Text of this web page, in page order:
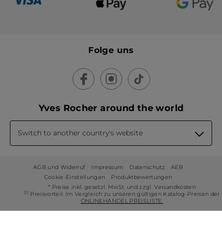
Folge uns
Yves Rocher around the world
Switch to another country's website
AGB und Widerruf Impressum Datenschutz
AEB
Cookie-Einstellungen
Produktbewertungen
* Preise inkl. gesetzl. MwSt. und zzgl. Versandkosten
(1) Preisvorteil: Im Vergleich zu unseren gültigen Katalog-Preisen der
ONLINEHANDEL PREISLISTE.